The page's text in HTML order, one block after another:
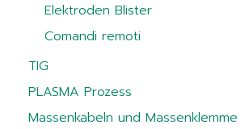
Elektroden Blister
Comandi remoti
TIG
PLASMA Prozess
Massenkabeln und Massenklemme